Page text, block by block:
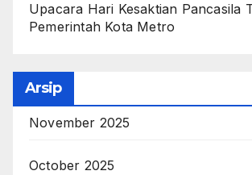
Upacara Hari Kesaktian Pancasila
Pemerintah Kota Metro
Arsip
November 2025
October 2025